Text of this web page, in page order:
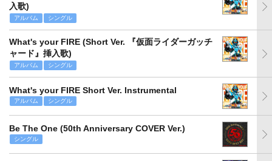
入歌)
アルバム シングル
What's your FIRE (Short Ver. 『仮面ライダーガッチ
ャード』挿入歌)
アルバム シングル
What's your FIRE Short Ver. Instrumental
アルバム シングル
Be The One (50th Anniversary COVER Ver.)
シングル